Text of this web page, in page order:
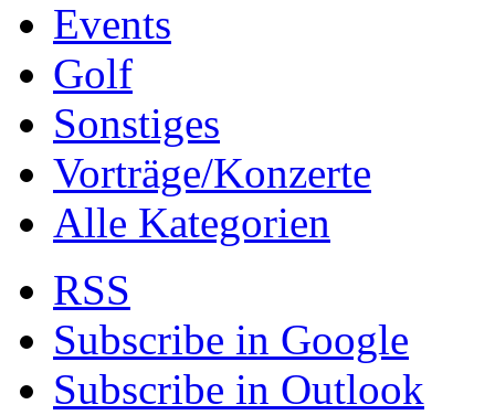
Events
Golf
Sonstiges
Vorträge/Konzerte
Alle Kategorien
RSS
Subscribe in Google
Subscribe in Outlook